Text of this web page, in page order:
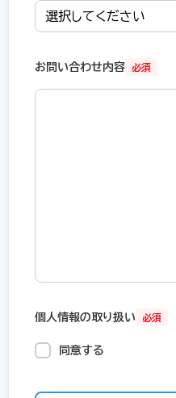
必須
お問い合わせ内容
必須
個人情報の取り扱い
同意する